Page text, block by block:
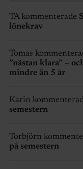
TA kommenterade
lönekrav
Tomas
”nästan klara” –
mindre än 5 år
Karin
semestern
Torbjörn
på semestern